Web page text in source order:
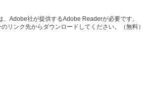
Adobe社が提供するAdobe Readerが必要です。
リンク先からダウンロードしてください。（無料）